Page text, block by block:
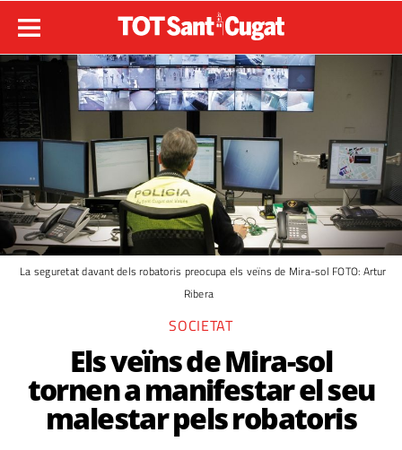
La seguretat davant dels robatoris preocupa els veïns de Mira-sol FOTO: Artur
Ribera
SOCIETAT
Els veïns de Mira-sol
tornen a manifestar el seu
malestar pels robatoris